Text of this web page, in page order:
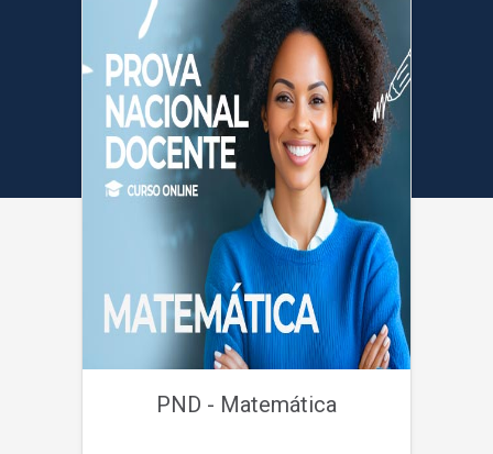
PND - Matemática